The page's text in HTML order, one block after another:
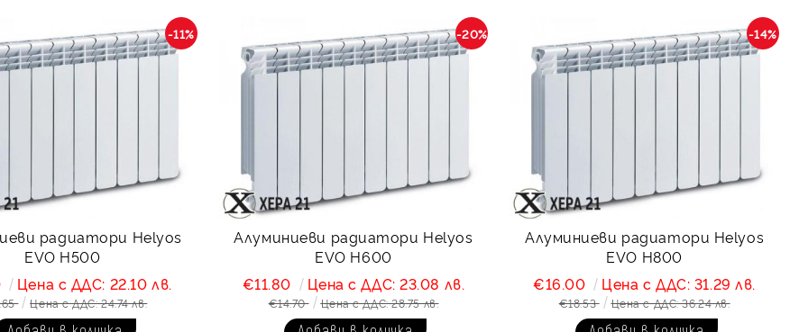
радиатори Helyos
EVO Н500
-11%
Цена с ДДС: 22.10 лв.
Цена с ДДС: 24.74 лв.
Алуминиеви радиатори Helyos
EVO Н600
-20%
€11.80 Цена с ДДС: 23.08 лв.
€14.70 Цена с ДДС: 28.75 лв.
Алуминиеви радиатори Helyos
EVO Н800
-14%
€16.00 Цена с ДДС: 31.29 лв.
€18.53 Цена с ДДС: 36.24 лв.